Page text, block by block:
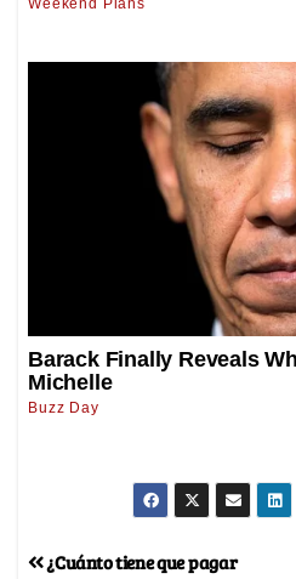
¿Cuánto tiene que pagar